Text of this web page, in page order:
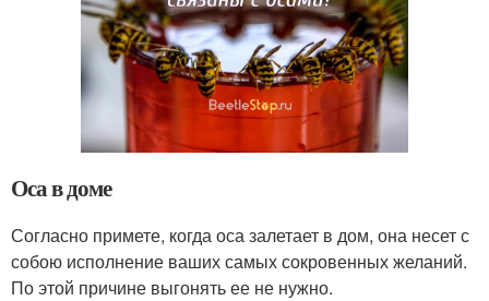
Оса в доме
Согласно примете, когда оса залетает в дом, она несет с
собою исполнение ваших самых сокровенных желаний.
По этой причине выгонять ее не нужно.